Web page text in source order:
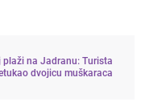
na Jadranu: Turista
dvojicu muškaraca